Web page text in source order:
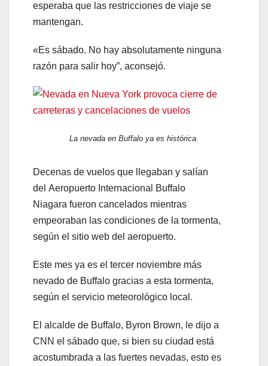
esperaba que las restricciones de viaje se
mantengan.
«Es sábado. No hay absolutamente ninguna
razón para salir hoy”, aconsejó.
La nevada en Buffalo ya es histórica.
Decenas de vuelos que llegaban y salían
del Aeropuerto Internacional Buffalo
Niagara fueron cancelados mientras
empeoraban las condiciones de la tormenta,
según el sitio web del aeropuerto.
Este mes ya es el tercer noviembre más
nevado de Buffalo gracias a esta tormenta,
según el servicio meteorológico local.
El alcalde de Buffalo, Byron Brown, le dijo a
CNN el sábado que, si bien su ciudad está
acostumbrada a las fuertes nevadas, esto es